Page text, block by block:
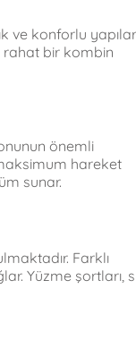
ve konforlu
rahat bir kombin
önemli
hareket
sunar.
Farklı
Yüzme şortları,